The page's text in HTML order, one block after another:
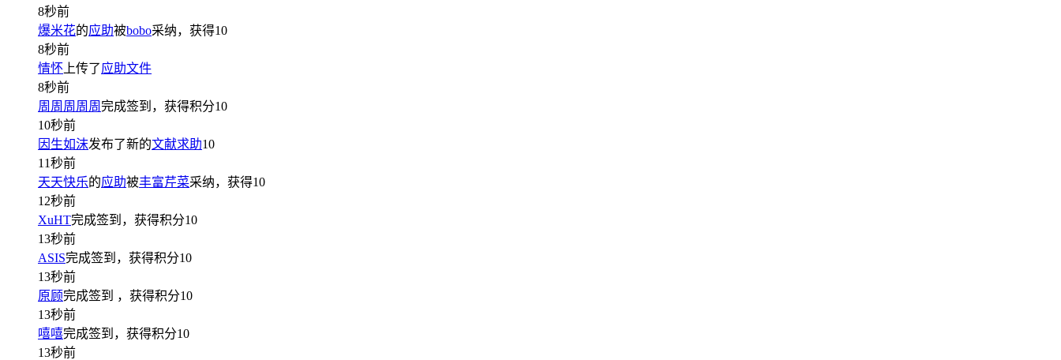
8秒前
爆米花的应助被bobo采纳，获得10
8秒前
情怀 上传了应助文件
8秒前
周周周周周完成签到，获得积分10
10秒前
因生如沫发布了新的文献求助10
11秒前
天天快乐的应助被丰富芹菜采纳，获得10
12秒前
XuHT完成签到，获得积分10
13秒前
ASIS完成签到，获得积分10
13秒前
原顾完成签到 ，获得积分10
13秒前
嘻嘻完成签到，获得积分10
13秒前